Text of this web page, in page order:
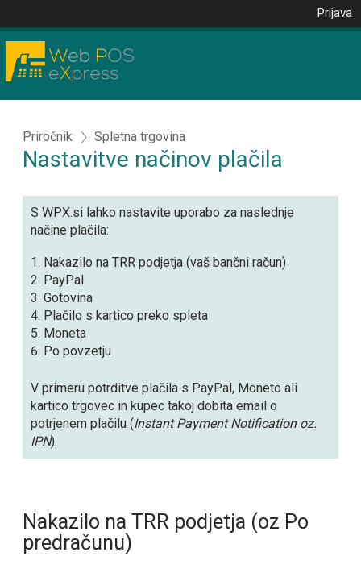
Prijava
Priročnik Spletna trgovina
Nastavitve načinov plačila
S WPX.si lahko nastavite uporabo za naslednje
načine plačila:
Nakazilo na TRR podjetja (vaš bančni račun)
PayPal
Gotovina
Plačilo s kartico preko spleta
Moneta
Po povzetju
V primeru potrditve plačila s PayPal, Moneto ali
kartico trgovec in kupec takoj dobita email o
potrjenem plačilu (Instant Payment Notification oz.
IPN).
Nakazilo na TRR podjetja (oz Po
predračunu)